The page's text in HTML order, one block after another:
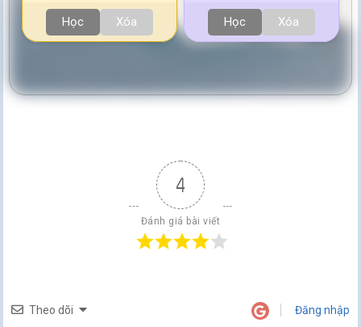
Học Xóa Học Xóa
4
Đánh giá bài viết
Theo dõi Đăng nhập